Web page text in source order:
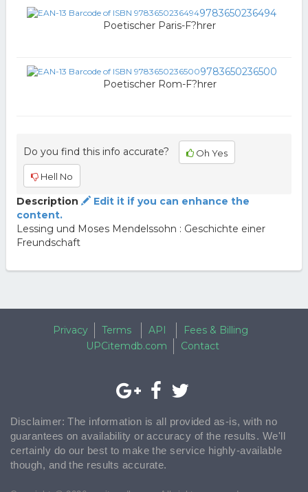
9783650236494
Poetischer Paris-F?hrer
9783650236500
Poetischer Rom-F?hrer
Do you find this info accurate? Oh Yes
Hell No
Description
Edit it if you can enhance the
content.
Lessing und Moses Mendelssohn : Geschichte einer
Freundschaft
Privacy Terms API
Fees & Billing
UPCitemdb.com
Contact
Disclaimer: The information is all provided as-is, with no
guarantees on availability or accuracy of the results. We'll
certainly do our best to make the service highly-available
though, and the results accurate.